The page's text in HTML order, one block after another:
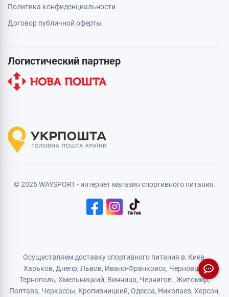
Политика конфиденциальности
Договор публичной оферты
Логистический партнер
© 2026 WAYSPORT - интернет магазин спортивного питания.
Осуществляем доставку спортивного питания в: Киев,
Харьков, Днепр, Львов, Ивано-Франковск, Черновцы,
Тернополь, Хмельницкий, Винница, Чернигов , Житомир,
Полтава, Черкассы, Кропивницкий, Одесса, Николаев, Херсон,